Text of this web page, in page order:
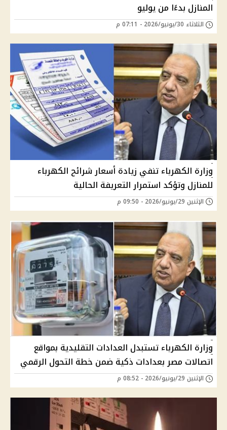
المنازل بدءًا من يوليو
الثلاثاء 30/يونيو/2026 - 07:11 م
وزارة الكهرباء تنفي زيادة أسعار شرائح الكهرباء
للمنازل وتؤكد استمرار التعريفة الحالية
الإثنين 29/يونيو/2026 - 09:50 م
وزارة الكهرباء تستبدل العدادات التقليدية بمواقع
اتصالات مصر بعدادات ذكية ضمن خطة التحول الرقمي
الإثنين 29/يونيو/2026 - 08:52 م